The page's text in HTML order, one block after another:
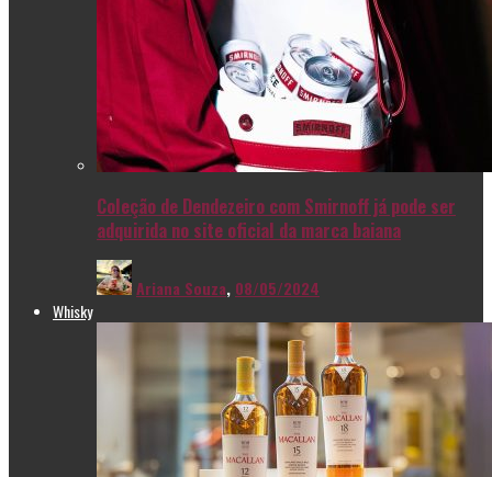
Coleção de Dendezeiro com Smirnoff já pode ser
adquirida no site oficial da marca baiana
Ariana Souza, 08/05/2024
Whisky